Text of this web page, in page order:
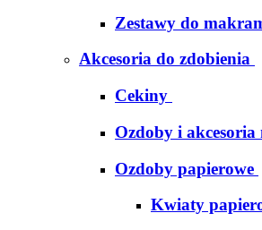
Zestawy do
Akcesoria do zdobienia
Cekiny
Ozdoby i akcesoria
Ozdoby papierowe
Kwiaty